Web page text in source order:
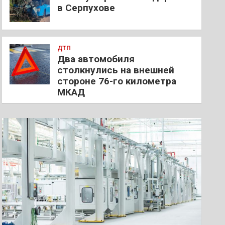
в Серпухове
ДТП
Два автомобиля
столкнулись на внешней
стороне 76-го километра
МКАД